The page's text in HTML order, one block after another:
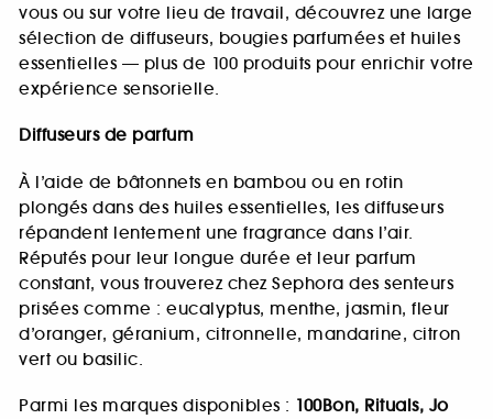
vous ou sur votre lieu de travail, découvrez une large
sélection de diffuseurs, bougies parfumées et huiles
essentielles — plus de 100 produits pour enrichir votre
expérience sensorielle.
Diffuseurs de parfum
À l’aide de bâtonnets en bambou ou en rotin
plongés dans des huiles essentielles, les diffuseurs
répandent lentement une fragrance dans l’air.
Réputés pour leur longue durée et leur parfum
constant, vous trouverez chez Sephora des senteurs
prisées comme : eucalyptus, menthe, jasmin, fleur
d’oranger, géranium, citronnelle, mandarine, citron
vert ou basilic.
Parmi les marques disponibles : 100Bon, Rituals, Jo